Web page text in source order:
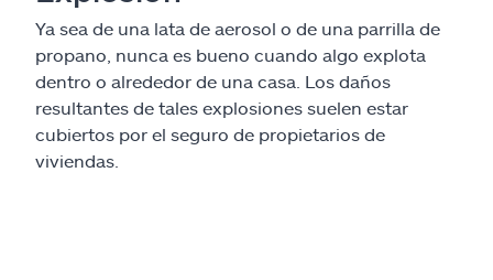
Ya sea de una lata de aerosol o de una parrilla de
propano, nunca es bueno cuando algo explota
dentro o alrededor de una casa. Los daños
resultantes de tales explosiones suelen estar
cubiertos por el seguro de propietarios de
viviendas.